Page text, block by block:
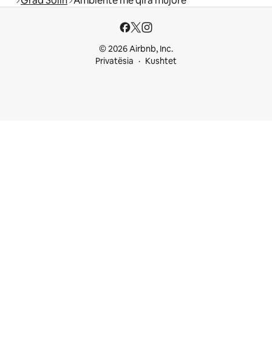
© 2026 Airbnb, Inc.
Privatësia
Kushtet